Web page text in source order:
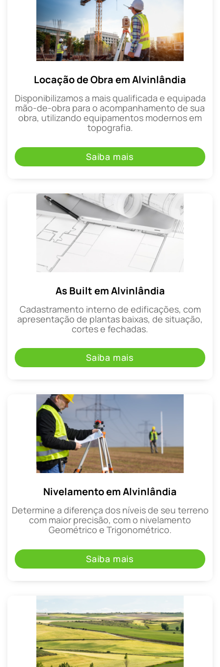
Locação de Obra em Alvinlândia
Disponibilizamos a mais qualificada e equipada
mão-de-obra para o acompanhamento de sua
obra, utilizando equipamentos modernos em
topografia.
Saiba mais
As Built em Alvinlândia
Cadastramento interno de edificações, com
apresentação de plantas baixas, de situação,
cortes e fechadas.
Saiba mais
Nivelamento em Alvinlândia
Determine a diferença dos níveis de seu terreno
com maior precisão, com o nivelamento
Geométrico e Trigonométrico.
Saiba mais